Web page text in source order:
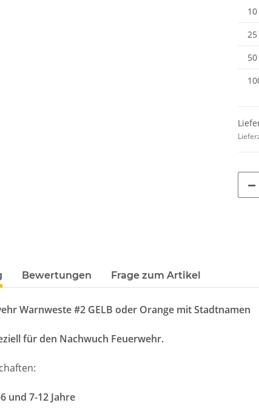
10
25
50
Bewertungen Frage zum Artikel
Warnweste #2 GELB oder Orange mit Stadtnamen
für den Nachwuch Feuerwehr.
und 7-12 Jahre